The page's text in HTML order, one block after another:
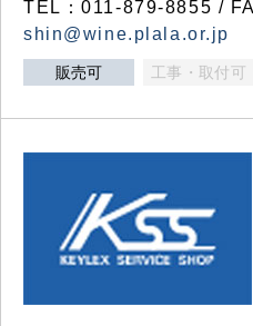
TEL：011-879-8855 /
shin@wine.plala.or.jp
販売可 工事・取付可